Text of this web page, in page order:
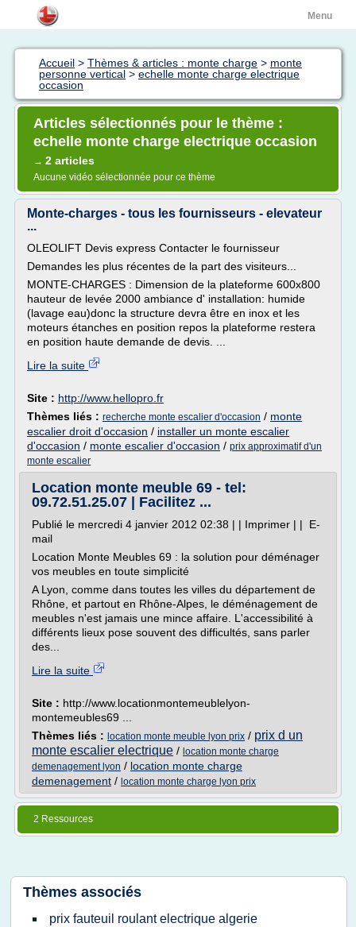
Menu
Accueil > Thèmes & articles : monte charge > monte
personne vertical > echelle monte charge electrique
occasion
Articles sélectionnés pour le thème :
echelle monte charge electrique occasion
→ 2 articles
Aucune vidéo sélectionnée pour ce thème
Monte-charges - tous les fournisseurs - elevateur
...
OLEOLIFT Devis express Contacter le fournisseur
Demandes les plus récentes de la part des visiteurs...
MONTE-CHARGES : Dimension de la plateforme 600x800
hauteur de levée 2000 ambiance d' installation: humide
(lavage eau)donc la structure devra être en inox et les
moteurs étanches en position repos la plateforme restera
en position haute demande de devis. ...
Lire la suite
Site : http://www.hellopro.fr
Thèmes liés : recherche monte escalier d'occasion / monte
escalier droit d'occasion / installer un monte escalier
d'occasion / monte escalier d'occasion / prix approximatif d'un
monte escalier
Location monte meuble 69 - tel:
09.72.51.25.07 | Facilitez ...
Publié le mercredi 4 janvier 2012 02:38 | | Imprimer | | E-
mail
Location Monte Meubles 69 : la solution pour déménager
vos meubles en toute simplicité
A Lyon, comme dans toutes les villes du département de
Rhône, et partout en Rhône-Alpes, le déménagement de
meubles n'est jamais une mince affaire. L'accessibilité à
différents lieux pose souvent des difficultés, sans parler
des...
Lire la suite
Site : http://www.locationmontemeublelyon-
montemeubles69 ...
Thèmes liés : location monte meuble lyon prix / prix d un
monte escalier electrique / location monte charge
demenagement lyon / location monte charge
demenagement / location monte charge lyon prix
2 Ressources
Thèmes associés
prix fauteuil roulant electrique algerie